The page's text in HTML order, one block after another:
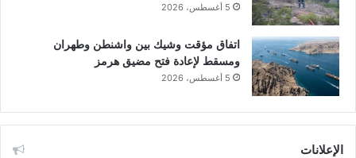
5 أغسطس، 2026
اتفاق مؤقت وشيك بين واشنطن وطهران
ومسقط لإعادة فتح مضيق هرمز
5 أغسطس، 2026
الإعلانات